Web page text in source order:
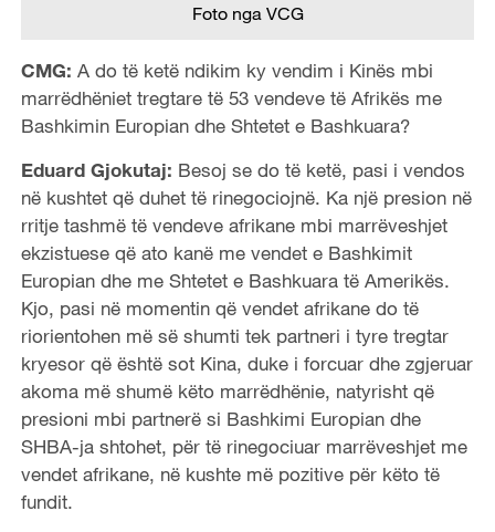
Foto nga VCG
CMG: A do të ketë ndikim ky vendim i Kinës mbi
marrëdhëniet tregtare të 53 vendeve të Afrikës me
Bashkimin Europian dhe Shtetet e Bashkuara?
Eduard Gjokutaj: Besoj se do të ketë, pasi i vendos
në kushtet që duhet të rinegociojnë. Ka një presion në
rritje tashmë të vendeve afrikane mbi marrëveshjet
ekzistuese që ato kanë me vendet e Bashkimit
Europian dhe me Shtetet e Bashkuara të Amerikës.
Kjo, pasi në momentin që vendet afrikane do të
riorientohen më së shumti tek partneri i tyre tregtar
kryesor që është sot Kina, duke i forcuar dhe zgjeruar
akoma më shumë këto marrëdhënie, natyrisht që
presioni mbi partnerë si Bashkimi Europian dhe
SHBA-ja shtohet, për të rinegociuar marrëveshjet me
vendet afrikane, në kushte më pozitive për këto të
fundit.